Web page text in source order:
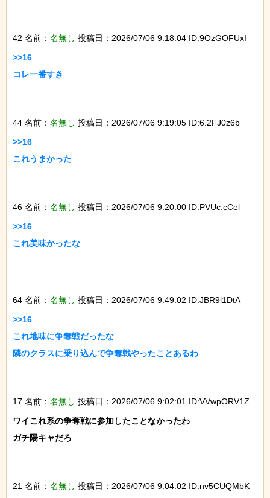
42 名前： 名無し 投稿日：2026/07/06 9:18:04 ID:9OzGOFUxI
>>16
コレ一番すき
44 名前： 名無し 投稿日：2026/07/06 9:19:05 ID:6.2FJ0z6b
>>16
これうまかった
46 名前： 名無し 投稿日：2026/07/06 9:20:00 ID:PVUc.cCel
>>16
これ美味かったな
64 名前： 名無し 投稿日：2026/07/06 9:49:02 ID:JBR9l1DtA
>>16
これ地味に争奪戦だったな
隣のクラスに乗り込んで争奪戦やったことあるわ
17 名前： 名無し 投稿日：2026/07/06 9:02:01 ID:VVwpORV1Z
ワイこれ系の争奪戦に参加したことなかったわ
ガチ陽キャだろ
21 名前： 名無し 投稿日：2026/07/06 9:04:02 ID:nv5CUQMbK